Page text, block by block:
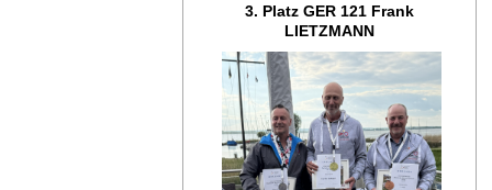
3. Platz GER 121 Frank
LIETZMANN